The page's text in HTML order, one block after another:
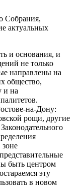
Собрания,
актуальных
и основания, и
не только
направлены на
общество,
и на
на-Дону:
рощи, другие
зоне
быть центром
эту
в новом